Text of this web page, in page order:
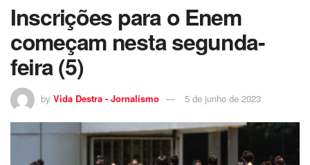
Inscrições para o Enem
começam nesta segunda-
feira (5)
by Vida Destra - Jornalismo 5 de junho de 2023